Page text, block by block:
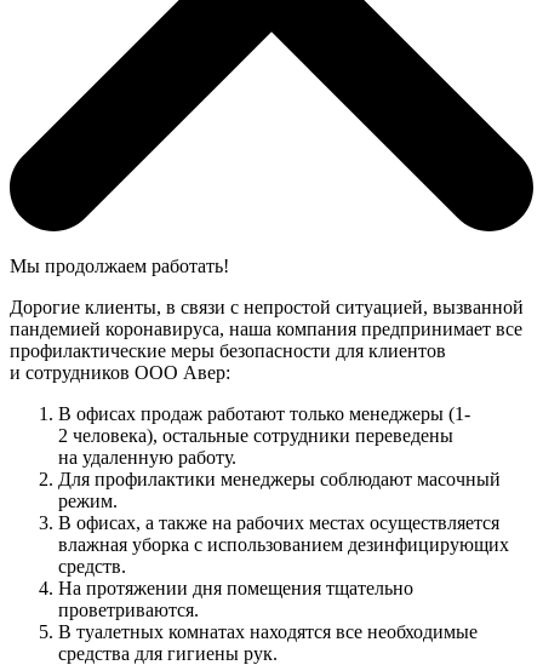
Мы продолжаем работать!
Дорогие клиенты, в связи с непростой ситуацией, вызванной
пандемией коронавируса, наша компания предпринимает все
профилактические меры безопасности для клиентов
и сотрудников ООО Авер:
В офисах продаж работают только менеджеры (1-
2 человека), остальные сотрудники переведены
на удаленную работу.
Для профилактики менеджеры соблюдают масочный
режим.
В офисах, а также на рабочих местах осуществляется
влажная уборка с использованием дезинфицирующих
средств.
На протяжении дня помещения тщательно
проветриваются.
В туалетных комнатах находятся все необходимые
средства для гигиены рук.